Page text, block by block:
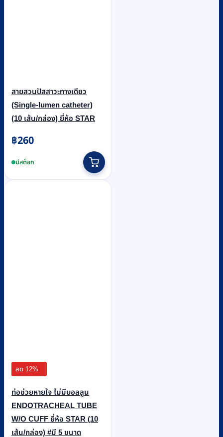
สายสวนปัสสาวะทางเดียว
(Single-lumen catheter)
(10 เส้น/กล่อง) ยี่ห้อ STAR
฿260
มีสต็อก
product
ลด 12%
ท่อช่วยหายใจ ไม่มีบอลลูน
ENDOTRACHEAL TUBE
W/O CUFF ยี่ห้อ STAR (10
เส้น/กล่อง) #มี 5 ขนาด